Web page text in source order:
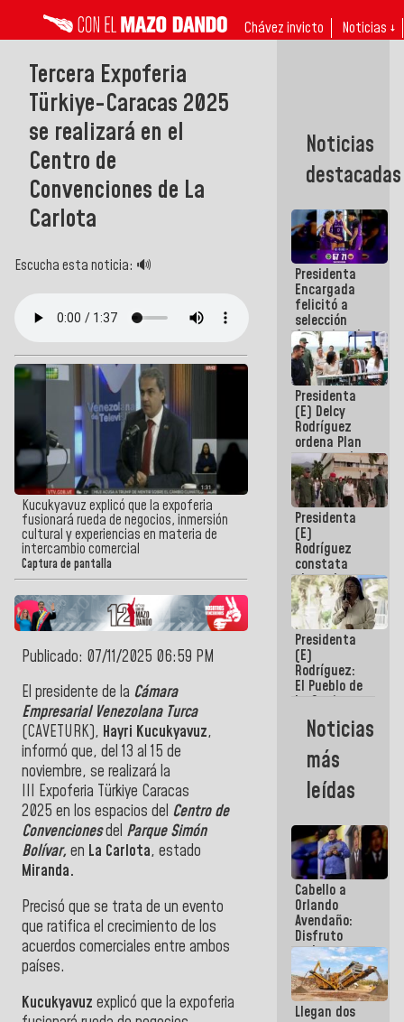
Chávez invicto Noticias ↓
Tercera Expoferia
Türkiye-Caracas 2025
se realizará en el
Centro de
Convenciones de La
Carlota
Escucha esta noticia: 🔊
Kucukyavuz explicó que la expoferia
fusionará rueda de negocios, inmersión
cultural y experiencias en materia de
intercambio comercial
Captura de pantalla
Publicado: 07/11/2025 06:59 PM
El presidente de la Cámara
Empresarial Venezolana Turca
(CAVETURK), Hayri Kucukyavuz,
informó que, del 13 al 15 de
noviembre, se realizará la
III Expoferia Türkiye Caracas
2025 en los espacios del Centro de
Convencionesdel Parque Simón
Bolívar, en La Carlota, estado
Miranda.
Precisó que se trata de un evento
que ratifica el crecimiento de los
acuerdos comerciales entre ambos
países.
Kucukyavuz explicó que la expoferia
Noticias
destacadas
Presidenta
Encargada
felicitó a
selección
femenina de
baloncesto
por su
clasificación
a la
AmeriCup
2027
Presidenta
(E) Delcy
Rodríguez
ordena Plan
maestro de
desarrollo
logístico y
turístico
para La
Guaira
Presidenta
(E)
Rodríguez
constata
obras de
rehabilitación
de Escuela
Militar de
Mamo en La
Guaira
Presidenta
(E)
Rodríguez:
El Pueblo de
La Guaira
siempre
estará
acompañada
por el
Gobierno
Nacional
Noticias
más
leídas
Cabello a
Orlando
Avendaño:
Disfruto
cada vez
que escribes
porque lo
que haces
es
Llegan dos